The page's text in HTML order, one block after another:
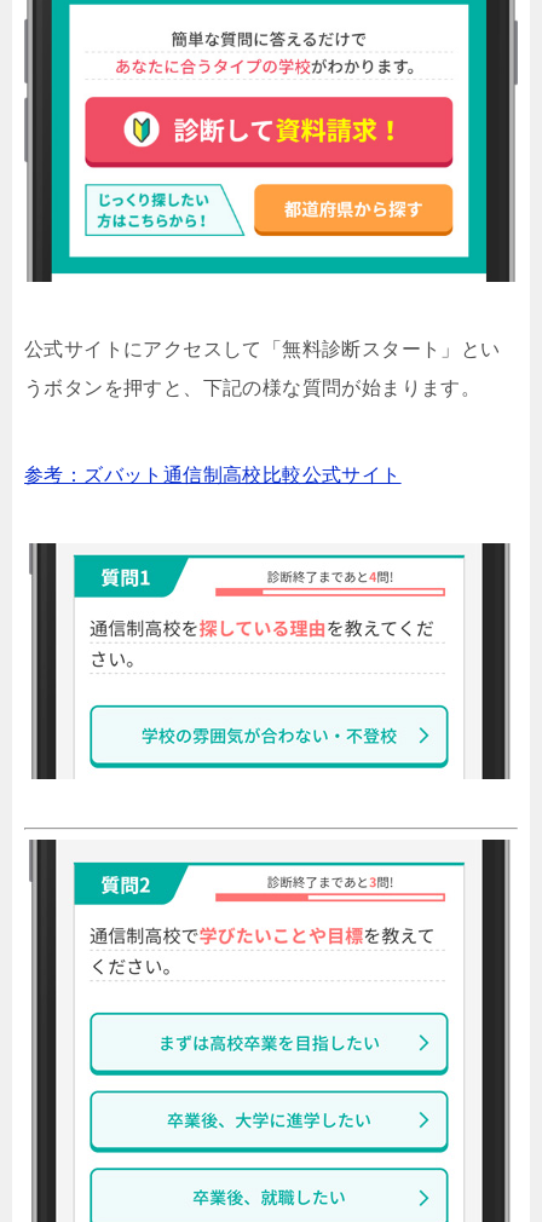
公式サイトにアクセスして「無料診断スタート」とい
うボタンを押すと、下記の様な質問が始まります。
参考：ズバット通信制高校比較公式サイト